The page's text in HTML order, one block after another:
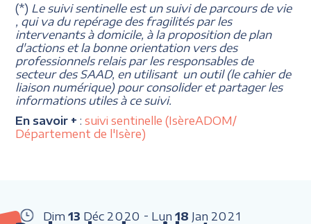
(*) Le suivi sentinelle est un suivi de parcours de vie
, qui va du repérage des fragilités par les
intervenants à domicile, à la proposition de plan
d'actions et la bonne orientation vers des
professionnels relais par les responsables de
secteur des SAAD, en utilisant un outil (le cahier de
liaison numérique) pour consolider et partager les
informations utiles à ce suivi.
En savoir + : suivi sentinelle (IsèreADOM/
Département de l'Isère)
Dim 13 Déc 2020 Lun 18 Jan 2021